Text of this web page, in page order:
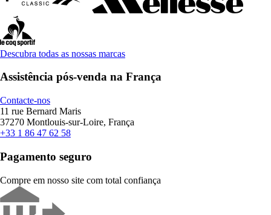
Descubra todas as nossas marcas
Assistência pós-venda na França
Contacte-nos
11 rue Bernard Maris
37270 Montlouis-sur-Loire, França
+33 1 86 47 62 58
Pagamento seguro
Compre em nosso site com total confiança